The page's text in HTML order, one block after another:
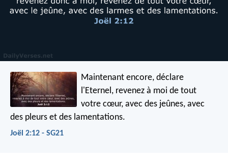
Maintenant encore, déclare
l'Eternel, revenez à moi de tout
votre cœur, avec des jeûnes, avec
des pleurs et des lamentations.
Joël 2:12 - SG21